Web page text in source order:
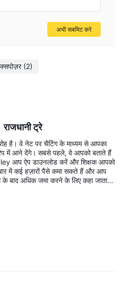
एक डेमो खाता प्रदान करता है, जो
रजिस्टर में "संदिग्ध क्लोन" के रूप में दर्ज
के बारे में सीमित जानकारी, विशेष
के रूप में होने की स्थिति धोखाधड़ी
जोखिम की सुझाव देती है।
की पेशकश अधिक विविध या उन्नत
सीमा लगा सकती है।
ईमेल प्रदान किया गया है, लेकिन संपूर्ण
संचार और सहायता को बाधित कर सकती
उपकरण प्रदान करता है, जिनमें शामिल
प्रदान करते हैं, जिसके माध्यम से ट्रेडर
वस्तुएं शामिल हैं, जो पेट्रोलियम जैसे ऊर्जा
(2)
ट्रे
है। वे नेट पर चैटिंग के माध्यम से आपका
में आने देंगे। सबसे पहले, वे आपको बताते हैं
ley आप ऐप डाउनलोड करें और शिक्षक आपको
में कई हज़ारों पैसे कमा सकते हैं और आप
बाद अधिक जमा करने के लिए कहा जाता
वे आपको इसका आधा जमा करने में मदद करेंगे
लाभ भी हो सकता है। अंत में, आप वापस
बताते हैं कि आपको मनी लॉन्ड्रिंग का संदेह
चाहिए जो अन्य पार्टी आपको उधार देती है।
उन्हें पैसा मिला है। लेकिन फिर भी आपको
भुगतान करने की आवश्यकता है। अपना पैसा
कुल घोटाला। BLACKSTONE अधिक
जाना चाहिए।
अभी सबमिट करे